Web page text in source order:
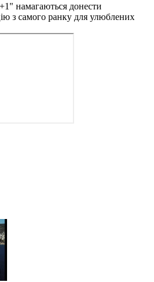
намагаються донести
з самого ранку для улюблених